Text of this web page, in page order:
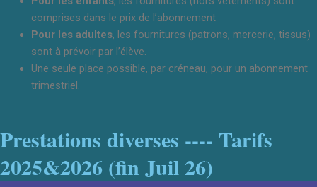
comprises dans le prix de l’abonnement
Pour les adultes, les fournitures (patrons, mercerie, tissus)
sont à prévoir par l’élève.
Une seule place possible, par créneau, pour un abonnement
trimestriel.
Prestations diverses ---- Tarifs
2025&2026 (fin Juil 26)